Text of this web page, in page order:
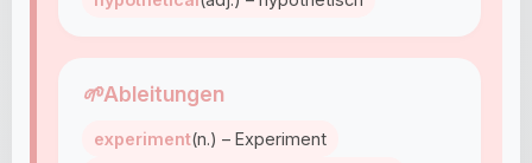
🌱Ableitungen
experiment(n.) – Experiment